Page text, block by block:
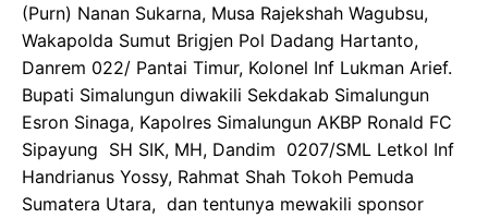
(Purn) Nanan Sukarna, Musa Rajekshah Wagubsu,
Wakapolda Sumut Brigjen Pol Dadang Hartanto,
Danrem 022/ Pantai Timur, Kolonel Inf Lukman Arief.
Bupati Simalungun diwakili Sekdakab Simalungun
Esron Sinaga, Kapolres Simalungun AKBP Ronald FC
Sipayung SH SIK, MH, Dandim 0207/SML Letkol Inf
Handrianus Yossy, Rahmat Shah Tokoh Pemuda
Sumatera Utara, dan tentunya mewakili sponsor